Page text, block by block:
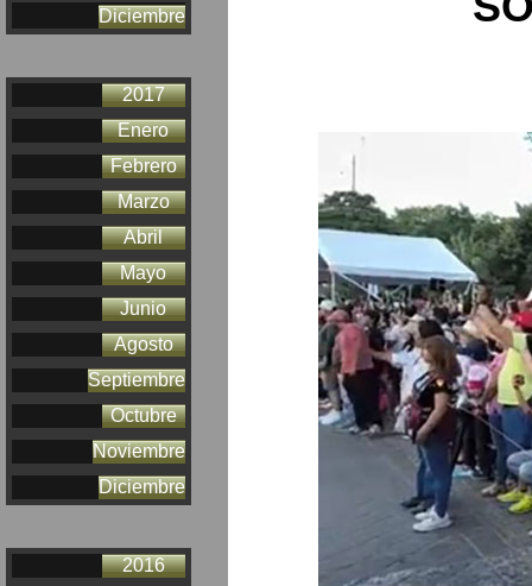
Diciembre
2017
Enero
Febrero
Marzo
Abril
Mayo
Junio
Agosto
Septiembre
Octubre
Noviembre
Diciembre
2016